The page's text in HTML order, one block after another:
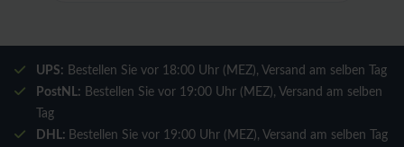
UPS: Bestellen Sie vor 18:00 Uhr (MEZ), Versand am selben Tag
PostNL: Bestellen Sie vor 19:00 Uhr (MEZ), Versand am selben
Tag
DHL: Bestellen Sie vor 19:00 Uhr (MEZ), Versand am selben Tag